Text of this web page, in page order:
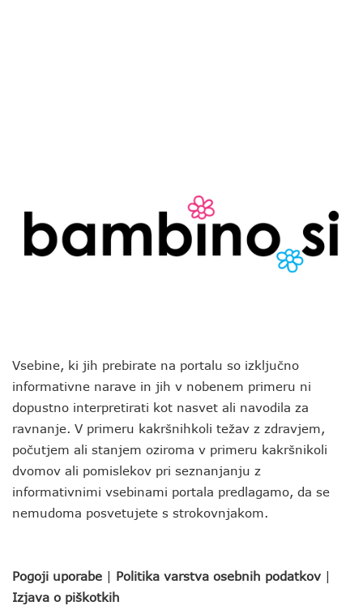
Vsebine, ki jih prebirate na portalu so izključno
informativne narave in jih v nobenem primeru ni
dopustno interpretirati kot nasvet ali navodila za
ravnanje. V primeru kakršnihkoli težav z zdravjem,
počutjem ali stanjem oziroma v primeru kakršnikoli
dvomov ali pomislekov pri seznanjanju z
informativnimi vsebinami portala predlagamo, da se
nemudoma posvetujete s strokovnjakom.
Pogoji uporabe | Politika varstva osebnih podatkov |
Izjava o piškotkih